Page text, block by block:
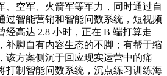
、空军、火箭军等军力，同时通过自
过智能营销和智能问数系统，短视频
经高达 2.8 小时，正在 B 端打算走
补脚自有内容生态的不脚；有帮于缩
该方案侧沉于回应现实运营中的痛
打制智能问数系统，沉点练习训练海